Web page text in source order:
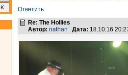
Ответить
Re: The Hollies
Автор: nathan Дата: 18.10.16